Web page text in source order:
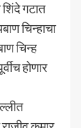
गटात
चिन्हाचा
चिन्ह
होणार